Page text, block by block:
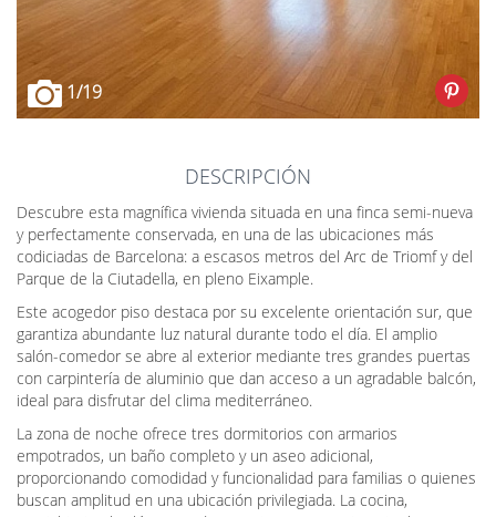
1/19
DESCRIPCIÓN
Descubre esta magnífica vivienda situada en una finca semi-nueva
y perfectamente conservada, en una de las ubicaciones más
codiciadas de Barcelona: a escasos metros del Arc de Triomf y del
Parque de la Ciutadella, en pleno Eixample.
Este acogedor piso destaca por su excelente orientación sur, que
garantiza abundante luz natural durante todo el día. El amplio
salón-comedor se abre al exterior mediante tres grandes puertas
con carpintería de aluminio que dan acceso a un agradable balcón,
ideal para disfrutar del clima mediterráneo.
La zona de noche ofrece tres dormitorios con armarios
empotrados, un baño completo y un aseo adicional,
proporcionando comodidad y funcionalidad para familias o quienes
buscan amplitud en una ubicación privilegiada. La cocina,